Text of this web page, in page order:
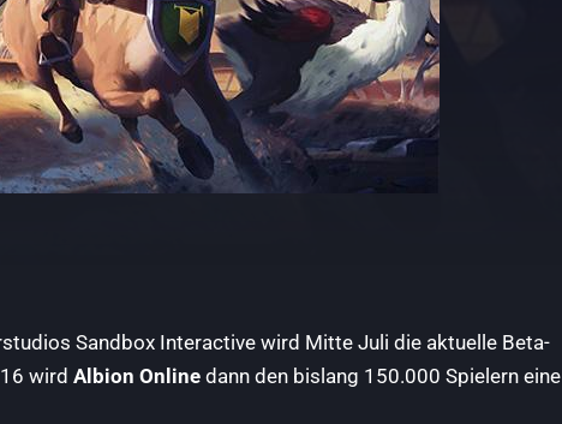
Sandbox Interactive wird Mitte Juli die aktuelle Beta-
wird Albion Online dann den bislang 150.000 Spielern eine